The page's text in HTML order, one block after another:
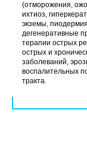
(отморожения,
ихтиоз,
экземы,
дегенеративные
терапии острых
острых и
заболеваний,
воспалительных
тракта.